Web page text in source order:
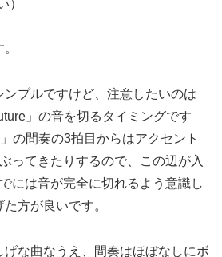
）
プルですけど、注意したいのは
」の音を切るタイミングです
の間奏の3拍目からはアクセント
ってきたりするので、この辺が入
には音が完全に切れるよう意識し
方が良いです。
げな曲なうえ、間奏はほぼなしにボ